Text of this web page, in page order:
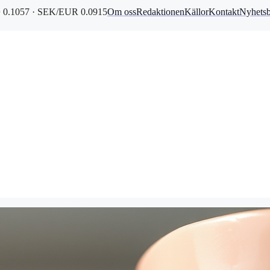
· SEK/EUR 0.0915Om ossRedaktionenKällorKontakt